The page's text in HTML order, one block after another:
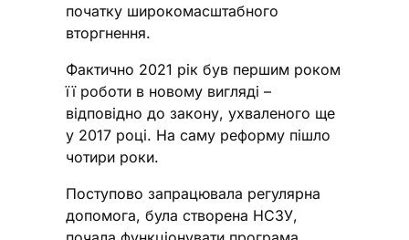
початку широкомасштабного
вторгнення.
Фактично 2021 рік був першим роком
її роботи в новому вигляді –
відповідно до закону, ухваленого ще
у 2017 році. На саму реформу пішло
чотири роки.
Поступово запрацювала регулярна
допомога, була створена НСЗУ,